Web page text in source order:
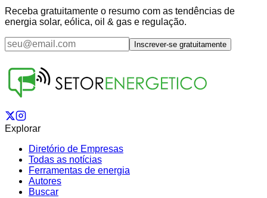
Receba gratuitamente o resumo com as tendências de
energia solar, eólica, oil & gas e regulação.
Inscrever-se gratuitamente
Explorar
Diretório de Empresas
Todas as notícias
Ferramentas de energia
Autores
Buscar